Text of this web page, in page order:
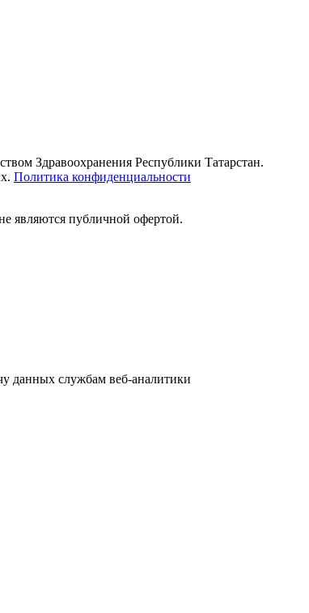
Здравоохранения Республики Татарстан.
Политика конфиденциальности
являются публичной офертой.
данных службам веб-аналитики